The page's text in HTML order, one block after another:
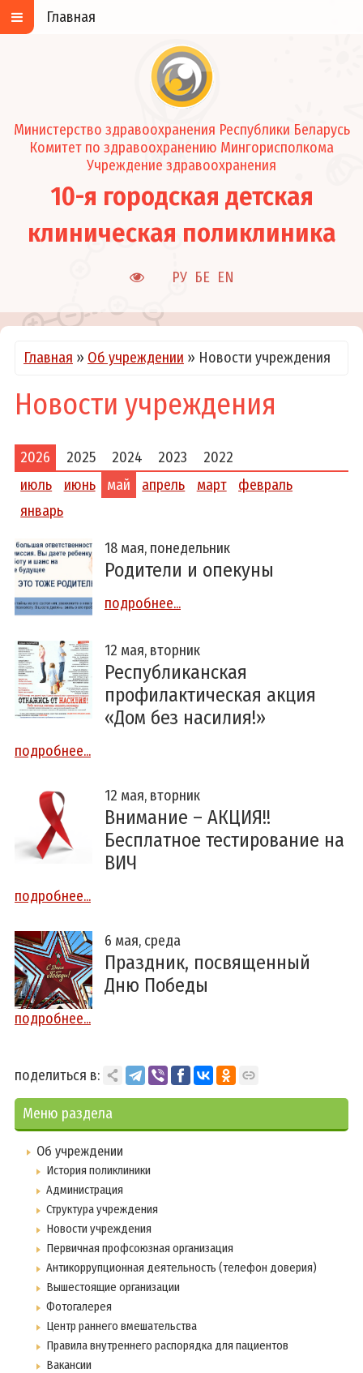
Министерство здравоохранения Республики Беларусь
Комитет по здравоохранению Мингорисполкома
Учреждение здравоохранения
10-я городская детская
клиническая поликлиника
РУ БЕ EN
Главная
Главная » Об учреждении » Новости учреждения
Новости учреждения
2026 2025 2024 2023
2022
июль
июнь май апрель март
февраль
январь
18 мая, понедельник
Родители и опекуны
подробнее...
12 мая, вторник
Республиканская
профилактическая акция
«Дом без насилия!»
подробнее...
12 мая, вторник
Внимание – АКЦИЯ!!
Бесплатное тестирование на
ВИЧ
подробнее...
6 мая, среда
Праздник, посвященный
Дню Победы
подробнее...
поделиться в:
Меню раздела
Об учреждении
История поликлиники
Администрация
Структура учреждения
Новости учреждения
Первичная профсоюзная организация
Антикоррупционная деятельность (телефон доверия)
Вышестоящие организации
Фотогалерея
Центр раннего вмешательства
Правила внутреннего распорядка для пациентов
Вакансии